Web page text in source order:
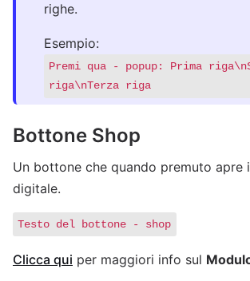
righe.
Esempio:
Premi qua - popup: Prima
riga\nTerza riga
Bottone Shop
Un bottone che quando premuto apre
digitale.
Testo del bottone - shop
Clicca qui per maggiori info sul